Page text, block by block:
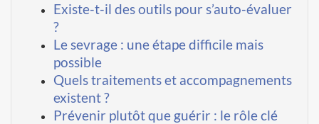
Existe-t-il des outils pour s’auto-évaluer
?
Le sevrage : une étape difficile mais
possible
Quels traitements et accompagnements
existent ?
Prévenir plutôt que guérir : le rôle clé